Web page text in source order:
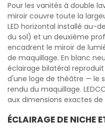
Pour les vanités à double
miroir couvre toute la
LED horizontal installé au-
du sol) et un deuxième
encadrent le miroir de
de maquillage. En blanc
éclairage bilatéral
d'une loge de théâtre — le
rendu du maquillage.
aux dimensions exactes
ÉCLAIRAGE DE NICHE